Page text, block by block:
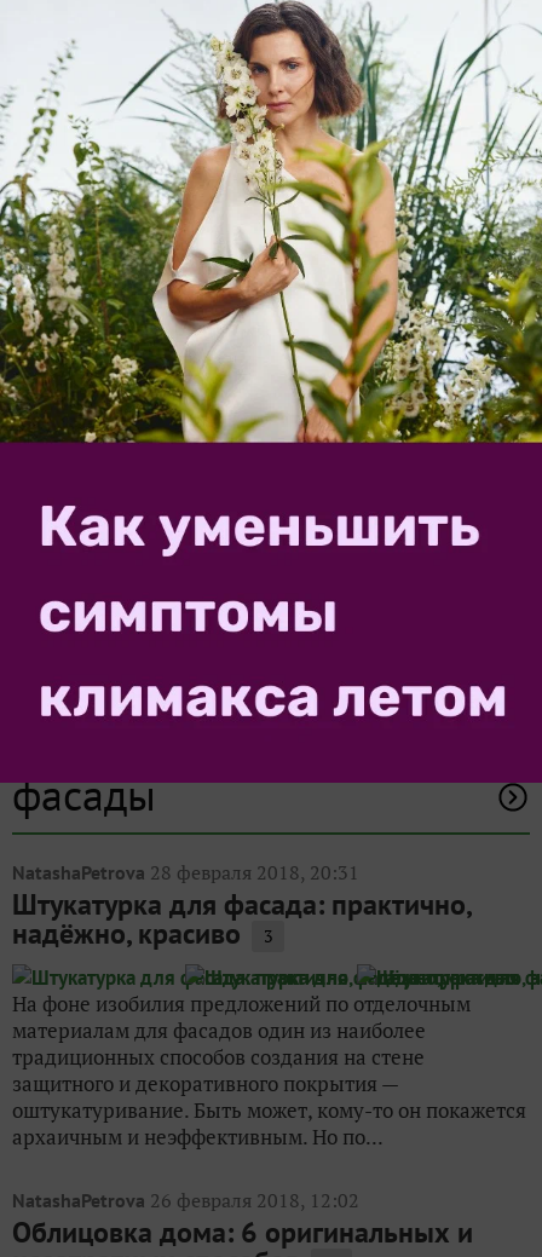
добавить комментарий
фасады
NatashaPetrova 28 февраля 2018, 20:31
Штукатурка для фасада: практично,
надёжно, красиво 3
На фоне изобилия предложений по отделочным
материалам для фасадов один из наиболее
традиционных способов создания на стене
защитного и декоративного покрытия —
оштукатуривание. Быть может, кому-то он покажется
архаичным и неэффективным. Но по...
NatashaPetrova 26 февраля 2018, 12:02
Облицовка дома: 6 оригинальных и